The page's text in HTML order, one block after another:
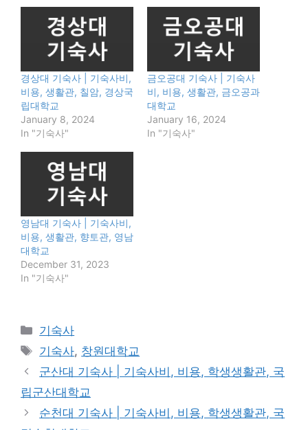
경상대 기숙사 | 기숙사비,
비용, 생활관, 칠암, 경상국
립대학교
January 8, 2024
In "기숙사"
금오공대 기숙사 | 기숙사
비, 비용, 생활관, 금오공과
대학교
January 16, 2024
In "기숙사"
영남대 기숙사 | 기숙사비,
비용, 생활관, 향토관, 영남
대학교
December 31, 2023
In "기숙사"
Categories
기숙사
Tags
기숙사, 창원대학교
군산대 기숙사 | 기숙사비, 비용, 학생생활관, 국
립군산대학교
순천대 기숙사 | 기숙사비, 비용, 학생생활관, 국